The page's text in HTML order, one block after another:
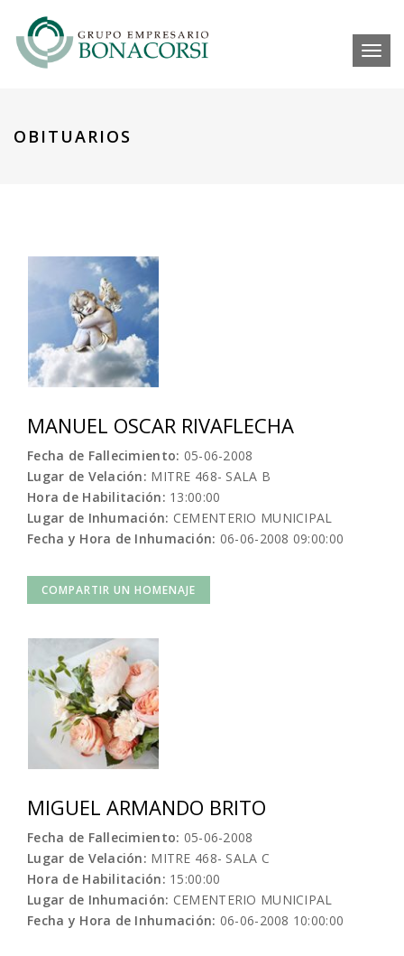
OBITUARIOS
MANUEL OSCAR RIVAFLECHA
Fecha de Fallecimiento: 05-06-2008
Lugar de Velación: MITRE 468- SALA B
Hora de Habilitación: 13:00:00
Lugar de Inhumación: CEMENTERIO MUNICIPAL
Fecha y Hora de Inhumación: 06-06-2008 09:00:00
COMPARTIR UN HOMENAJE
MIGUEL ARMANDO BRITO
Fecha de Fallecimiento: 05-06-2008
Lugar de Velación: MITRE 468- SALA C
Hora de Habilitación: 15:00:00
Lugar de Inhumación: CEMENTERIO MUNICIPAL
Fecha y Hora de Inhumación: 06-06-2008 10:00:00